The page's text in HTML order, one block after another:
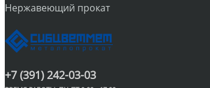
Нержавеющий прокат
+7 (391) 242-03-03